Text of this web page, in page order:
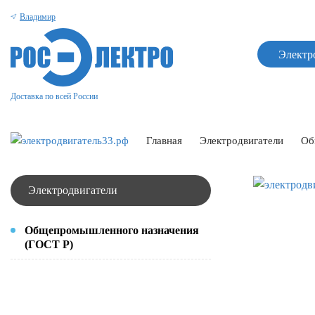
Владимир
Доставка по всей России
Главная Электродвигатели
Электродвигатели
Общепромышленного назначения
(ГОСТ Р)